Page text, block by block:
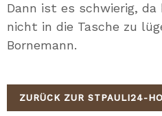
Dann ist es schwierig,
nicht in die Tasche zu
Bornemann.
ZURÜCK ZUR STPAULI24-